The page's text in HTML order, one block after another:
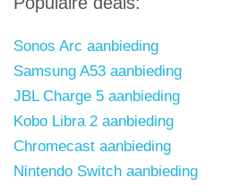
Sonos Arc aanbieding
Samsung A53 aanbieding
JBL Charge 5 aanbieding
Kobo Libra 2 aanbieding
Chromecast aanbieding
Nintendo Switch aanbieding